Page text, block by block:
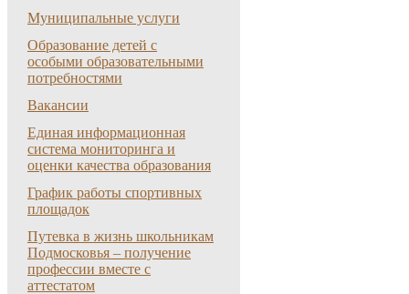
Муниципальные услуги
Образование детей с
особыми образовательными
потребностями
Вакансии
Единая информационная
система мониторинга и
оценки качества образования
График работы спортивных
площадок
Путевка в жизнь школьникам
Подмосковья – получение
профессии вместе с
аттестатом